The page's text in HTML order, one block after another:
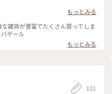
もっとみる
雑貨が豊富でたくさん買ってしま
ザール
もっとみる
101